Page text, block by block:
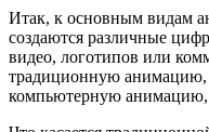
Итак, к основным видам
создаются различные
видео, логотипов или
традиционную
компьютерную